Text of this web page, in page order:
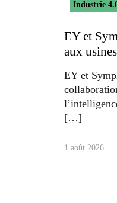
Industrie
EY et
aux
EY et
1 août 2026